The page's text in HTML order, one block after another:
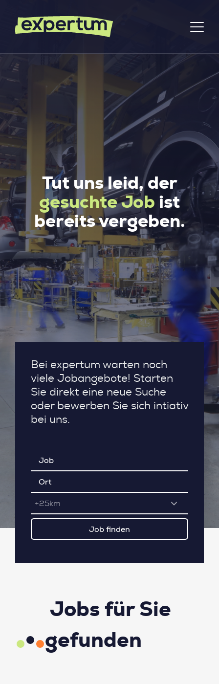
Tut uns leid, der
gesuchte Job ist
bereits vergeben.
Bei expertum warten noch
viele Jobangebote! Starten
Sie direkt eine neue Suche
oder bewerben Sie sich intiativ
bei uns.
+25km